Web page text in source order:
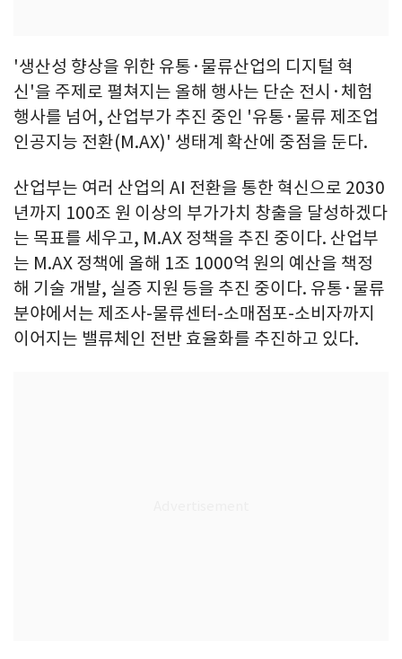
'생산성 향상을 위한 유통·물류산업의 디지털 혁
신'을 주제로 펼쳐지는 올해 행사는 단순 전시·체험
행사를 넘어, 산업부가 추진 중인 '유통·물류 제조업
인공지능 전환(M.AX)' 생태계 확산에 중점을 둔다.
산업부는 여러 산업의 AI 전환을 통한 혁신으로 2030
년까지 100조 원 이상의 부가가치 창출을 달성하겠다
는 목표를 세우고, M.AX 정책을 추진 중이다. 산업부
는 M.AX 정책에 올해 1조 1000억 원의 예산을 책정
해 기술 개발, 실증 지원 등을 추진 중이다. 유통·물류
분야에서는 제조사-물류센터-소매점포-소비자까지
이어지는 밸류체인 전반 효율화를 추진하고 있다.